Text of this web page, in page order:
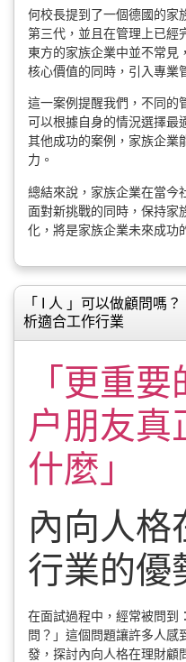
何校長提到了一個德國的家
第三代，並且在管理上已經
東方的家族企業中並不常見
核心價值的同時，引入專業
這一案例提醒我們，不同的
可以根據自身的情況選擇最
其他成功的案例，家族企業
力。
總結來說，家族企業在當今
面對新挑戰的同時，保持家
化，將是家族企業未來成功
「 I 人 」可以做顧問嗎
析適合工作行業
「更重
户朋友真
什麼」
內向人格
行業的優
在面試過程中，經常被問到
問？」這個問題讓許多人感
發，探討內向人格在理財顧